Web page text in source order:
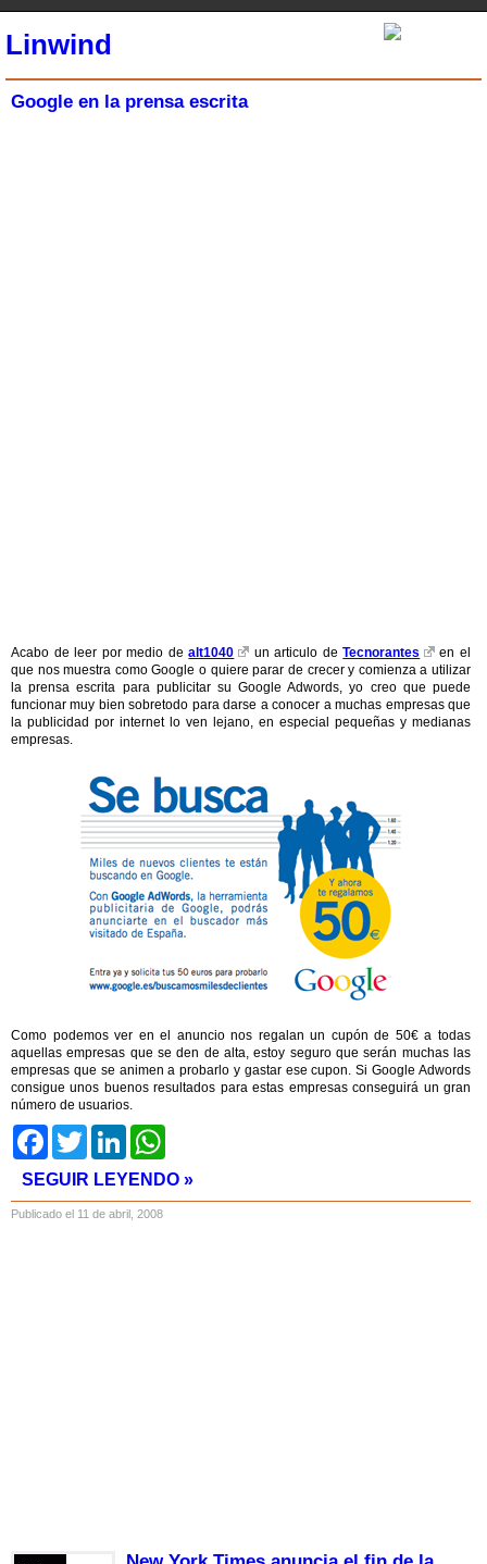
Linwind
Google en la prensa escrita
Acabo de leer por medio dealt1040 un articulo deTecnorantes
en el
que nos muestra como Google o quiere parar de crecer y comienza a utilizar
la prensa escrita para publicitar su Google Adwords, yo creo que puede
funcionar muy bien sobretodo para darse a conocer a muchas empresas que
la publicidad por internet lo ven lejano, en especial pequeñas y medianas
empresas.
Como podemos ver en el anuncio nos regalan un cupón de 50€ a todas
aquellas empresas que se den de alta, estoy seguro que serán muchas las
empresas que se animen a probarlo y gastar ese cupon. Si Google Adwords
consigue unos buenos resultados para estas empresas conseguirá un gran
número de usuarios.
FacebookTwitter LinkedIn
SEGUIR LEYENDO »
Publicado el 11 de abril, 2008